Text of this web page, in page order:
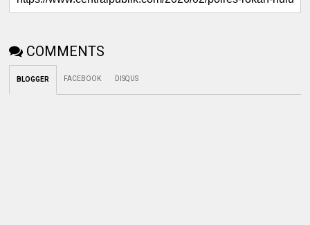
COMMENTS
BLOGGER FACEBOOK DISQUS